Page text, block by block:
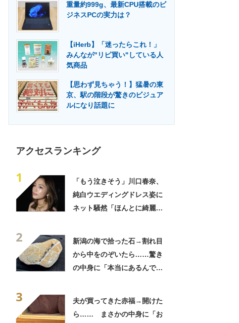
重量約999g、最新CPU搭載のビ
ジネスPCの実力は？
【iHerb】「迷ったらこれ！」
みんなが"リピ買い"している人
気商品
【思わず見ちゃう！】猛暑の東
京、駅の階段が驚きのビジュア
ルになり話題に
アクセスランキング
1
「もう泣きそう」川口春奈、
純白ウエディングドレス姿に
ネット騒然「ほんとに綺麗」
2
新潟の海で拾った石→割れ目
から中をのぞいたら……驚き
の中身に「本当にあるんです
3
夫が買ってきた赤福→開けた
ら…… まさかの中身に「お